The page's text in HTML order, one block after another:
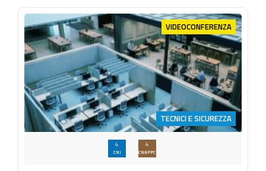
VIDEOCONFERENZA
TECNICI E SICUREZZA
4
CNI
4
CNAPPC